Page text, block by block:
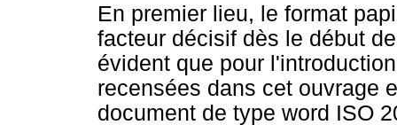
En premier lieu, le format
facteur décisif dès le début
évident que pour
recensées dans cet ouvrage
document de type word ISO